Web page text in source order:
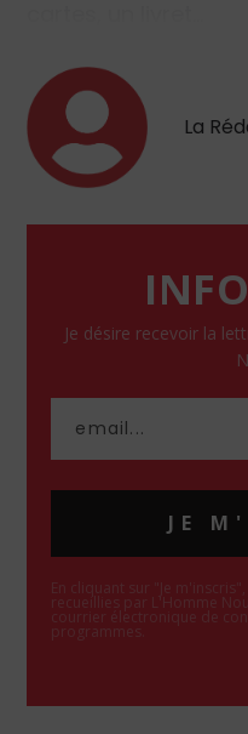
La
Je désire recevoir la
JE
En cliquant sur "Je
recueillies par L'Homme
courrier électronique de
programmes.